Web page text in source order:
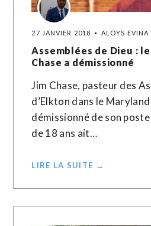
27 JANVIER 2018 ALOYS EVINA
Assemblées de Dieu :
Chase a démissionné
Jim Chase, pasteur des
d’Elkton dans le
démissionné de son
de 18 ans ait…
LIRE LA SUITE →